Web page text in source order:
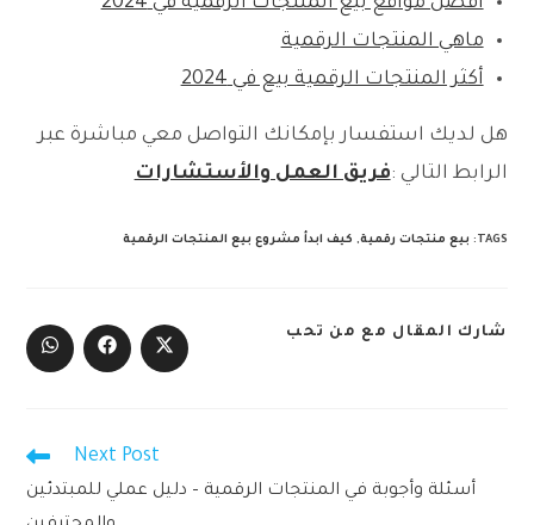
ماهي المنتجات الرقمية
أكثر المنتجات الرقمية بيع في 2024
هل لديك استفسار بإمكانك التواصل معي مباشرة عبر
الرابط التالي :فريق العمل والأستشارات
TAGS
: بيع منتجات رقمية, كيف ابدأ مشروع بيع المنتجات الرقمية
شارك المقال مع من تحبSHARE
Opens
in
Opens
in
Opens
in
more
articles
Next Post
أسئلة وأجوبة في المنتجات الرقمية – دليل عملي للمبتدئين